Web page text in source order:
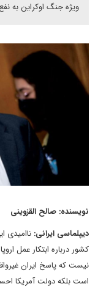
ویژه جنگ اوکراین به
نویسنده: صالح القزوینی
دیپلماسی ایرانی: ناامیدی
کشور درباره ابتکار عمل
نیست که پاسخ ایران
است بلکه دولت آمریکا